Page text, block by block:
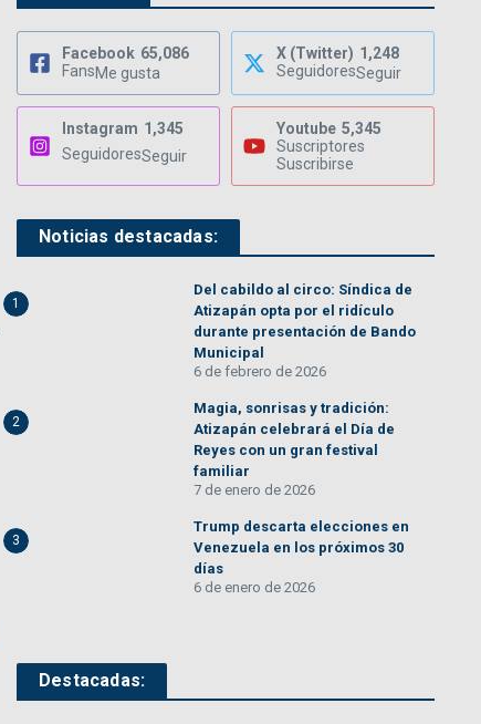
Facebook 65,086
FansMe gusta
X (Twitter) 1,248
SeguidoresSeguir
Instagram 1,345
SeguidoresSeguir
Youtube 5,345
Suscriptores
Suscribirse
Noticias destacadas:
1
Del cabildo al circo: Síndica de
Atizapán opta por el ridículo
durante presentación de Bando
Municipal
6 de febrero de 2026
2
Magia, sonrisas y tradición:
Atizapán celebrará el Día de
Reyes con un gran festival
familiar
7 de enero de 2026
3
Trump descarta elecciones en
Venezuela en los próximos 30
días
6 de enero de 2026
Destacadas: